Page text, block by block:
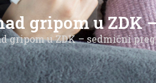
gripom u ZDK
gripom u ZDK – sedmični